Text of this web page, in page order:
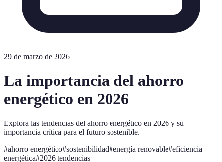
29 de marzo de 2026
La importancia del ahorro
energético en 2026
Explora las tendencias del ahorro energético en 2026 y su
importancia crítica para el futuro sostenible.
#ahorro energético#sostenibilidad#energía renovable#eficiencia
energética#2026 tendencias